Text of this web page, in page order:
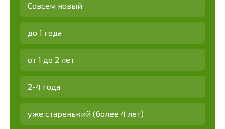
Совсем новый
до 1 года
от 1 до 2 лет
2-4 года
уже старенький (более 4 лет)